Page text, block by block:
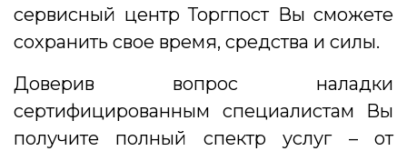
сервисный центр Торгпост Вы сможете
сохранить свое время, средства и силы.
Доверив вопрос наладки
сертифицированным специалистам Вы
получите полный спектр услуг – от